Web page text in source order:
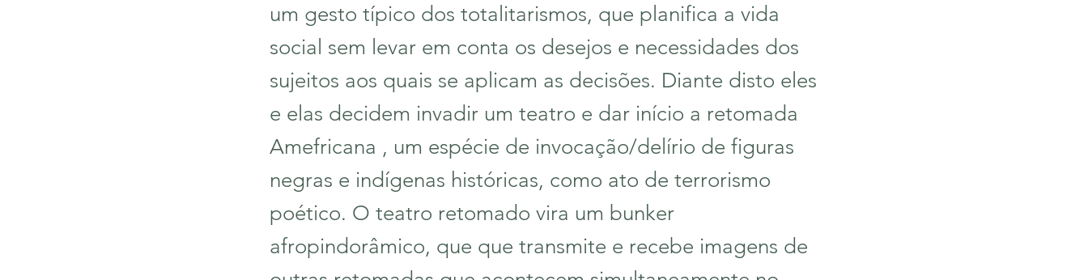
um gesto típico dos totalitarismos, que planifica a vida
social sem levar em conta os desejos e necessidades dos
sujeitos aos quais se aplicam as decisões. Diante disto eles
e elas decidem invadir um teatro e dar início a retomada
Amefricana , um espécie de invocação/delírio de figuras
negras e indígenas históricas, como ato de terrorismo
poético. O teatro retomado vira um bunker
afropindorâmico, que que transmite e recebe imagens de